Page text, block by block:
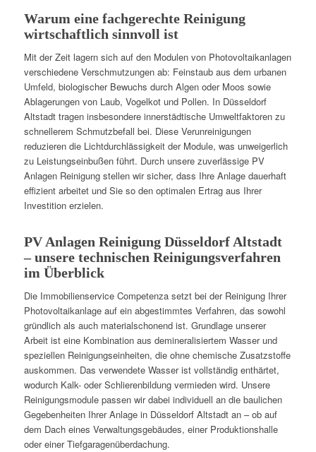
Warum eine fachgerechte Reinigung
wirtschaftlich sinnvoll ist
Mit der Zeit lagern sich auf den Modulen von Photovoltaikanlagen
verschiedene Verschmutzungen ab: Feinstaub aus dem urbanen
Umfeld, biologischer Bewuchs durch Algen oder Moos sowie
Ablagerungen von Laub, Vogelkot und Pollen. In Düsseldorf
Altstadt tragen insbesondere innerstädtische Umweltfaktoren zu
schnellerem Schmutzbefall bei. Diese Verunreinigungen
reduzieren die Lichtdurchlässigkeit der Module, was unweigerlich
zu Leistungseinbußen führt. Durch unsere zuverlässige PV
Anlagen Reinigung stellen wir sicher, dass Ihre Anlage dauerhaft
effizient arbeitet und Sie so den optimalen Ertrag aus Ihrer
Investition erzielen.
PV Anlagen Reinigung Düsseldorf Altstadt
– unsere technischen Reinigungsverfahren
im Überblick
Die Immobilienservice Competenza setzt bei der Reinigung Ihrer
Photovoltaikanlage auf ein abgestimmtes Verfahren, das sowohl
gründlich als auch materialschonend ist. Grundlage unserer
Arbeit ist eine Kombination aus demineralisiertem Wasser und
speziellen Reinigungseinheiten, die ohne chemische Zusatzstoffe
auskommen. Das verwendete Wasser ist vollständig enthärtet,
wodurch Kalk- oder Schlierenbildung vermieden wird. Unsere
Reinigungsmodule passen wir dabei individuell an die baulichen
Gegebenheiten Ihrer Anlage in Düsseldorf Altstadt an – ob auf
dem Dach eines Verwaltungsgebäudes, einer Produktionshalle
oder einer Tiefgaragenüberdachung.